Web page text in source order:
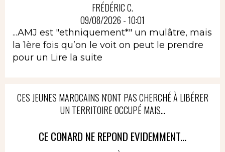
FRÉDÉRIC C.
09/08/2026 - 10:01
...AMJ est "ethniquement*" un mulâtre, mais
la 1ère fois qu’on le voit on peut le prendre
pour un Lire la suite
CES JEUNES MAROCAINS N'ONT PAS CHERCHÉ À LIBÉRER
UN TERRITOIRE OCCUPÉ MAIS...
CE CONARD NE REPOND EVIDEMMENT...